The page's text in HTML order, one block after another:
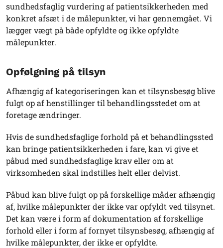
sundhedsfaglig vurdering af patientsikkerheden med
konkret afsæt i de målepunkter, vi har gennemgået. Vi
lægger vægt på både opfyldte og ikke opfyldte
målepunkter.
Opfølgning på tilsyn
Afhængig af kategoriseringen kan et tilsynsbesøg blive
fulgt op af henstillinger til behandlingsstedet om at
foretage ændringer.
Hvis de sundhedsfaglige forhold på et behandlingssted
kan bringe patientsikkerheden i fare, kan vi give et
påbud med sundhedsfaglige krav eller om at
virksomheden skal indstilles helt eller delvist.
Påbud kan blive fulgt op på forskellige måder afhængig
af, hvilke målepunkter der ikke var opfyldt ved tilsynet.
Det kan være i form af dokumentation af forskellige
forhold eller i form af fornyet tilsynsbesøg, afhængig af
hvilke målepunkter, der ikke er opfyldte.